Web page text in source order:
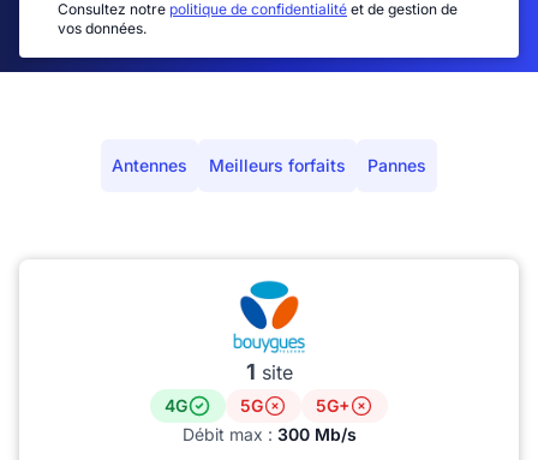
Consultez notre politique de confidentialité et de gestion de
vos données.
Antennes Meilleurs forfaits Pannes
1 site
4G 5G
5G+
Débit max : 300 Mb/s